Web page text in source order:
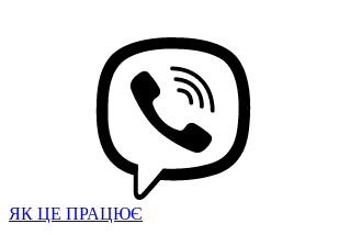
ЯК ЦЕ ПРАЦЮЄ